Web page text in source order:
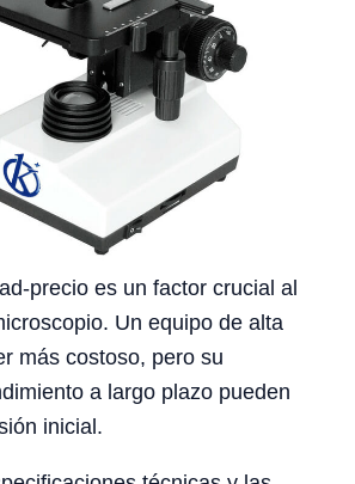
precio es un factor crucial al
Un equipo de alta
más costoso, pero su
a largo plazo pueden
inicial.